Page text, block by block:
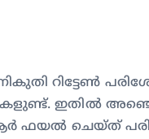
റിട്ടേൺ
ഇതിൽ
ഫയൽ ചെയ്ത്